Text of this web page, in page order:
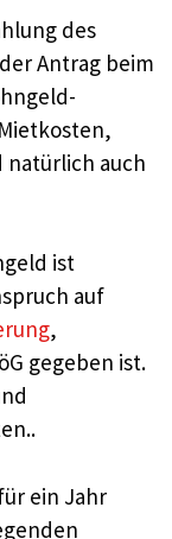
des
Antrag beim
natürlich auch
ist
auf
,
gegeben ist.
ein Jahr